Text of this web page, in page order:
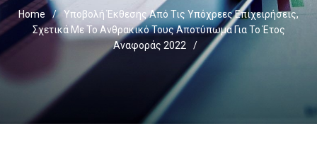
Home /
Υποβολή Έκθεσης Από Τις Υπόχρεες Επιχειρήσεις,
Σχετικά Με Το Ανθρακικό Τους Αποτύπωμα Για Το Έτος
Αναφοράς 2022
/